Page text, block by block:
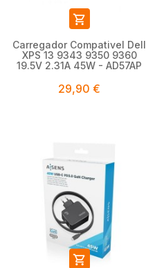

Carregador Compativel Dell
XPS 13 9343 9350 9360
19.5V 2.31A 45W - AD57AP
29,90 €
